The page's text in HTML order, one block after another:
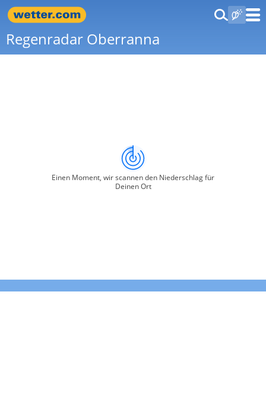
Regenradar Oberranna
Einen Moment, wir scannen den Niederschlag für
Deinen Ort